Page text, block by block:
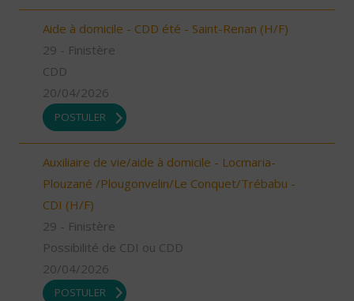
Aide à domicile - CDD été - Saint-Renan (H/F)
29 - Finistère
CDD
20/04/2026
POSTULER
Auxiliaire de vie/aide à domicile - Locmaria-
Plouzané /Plougonvelin/Le Conquet/Trébabu -
CDI (H/F)
29 - Finistère
Possibilité de CDI ou CDD
20/04/2026
POSTULER